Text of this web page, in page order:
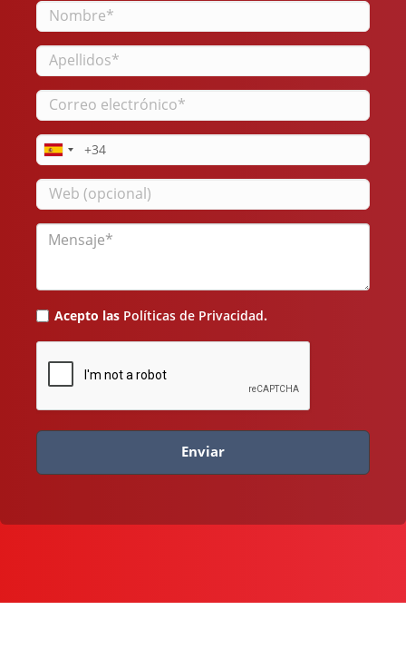
Nombre
Apellidos
Correo
electrónico
Teléfono
Web
Mensaje
Acepto las Políticas de Privacidad.
Enviar